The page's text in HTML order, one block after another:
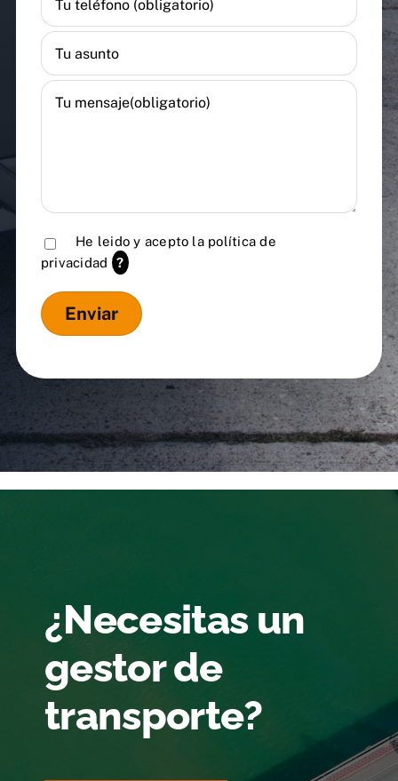
He leido y acepto la política de
privacidad
?
¿Necesitas un
gestor de
transporte?